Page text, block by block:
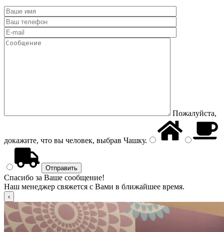
Пожалуйста,
докажите, что вы человек, выбрав Чашку.
Спасибо за Ваше сообщение!
Наш менеджер свяжется с Вами в ближайшее время.